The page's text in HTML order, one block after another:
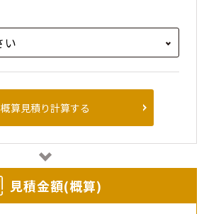
概算見積り計算する
⾒積⾦額(概算)